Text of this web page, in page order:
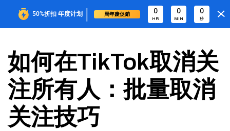
50%折扣 年度计划 | 周年慶促銷 0
HR
0
MIN
0
秒
如何在TikTok取消关
注所有人：批量取消
关注技巧